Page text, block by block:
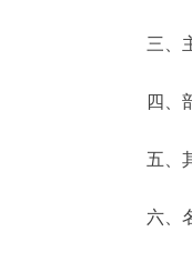
三、主
四、部
五、其
六、名